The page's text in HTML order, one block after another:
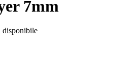
7mm
disponibile